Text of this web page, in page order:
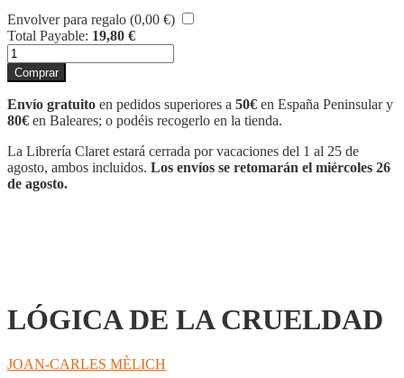
Envolver para regalo (0,00 €)
Total Payable: 19,80 €
LÓGICA
DE
LA
CRUELDAD
cantidad
Comprar
Envío gratuito en pedidos superiores a 50€ en España Peninsular y
80€ en Baleares; o podéis recogerlo en la tienda.
La Librería Claret estará cerrada por vacaciones del 1 al 25 de
agosto, ambos incluidos. Los envíos se retomarán el miércoles 26
de agosto.
LÓGICA DE LA CRUELDAD
JOAN-CARLES MÈLICH